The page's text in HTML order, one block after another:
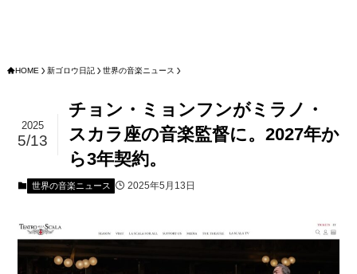
HOME 新ゴロウ日記 世界の音楽ニュース
チョン・ミョンフンがミラノ・
スカラ座の音楽監督に。2027年か
ら3年契約。
2025
5/13
世界の音楽ニュース 2025年5月13日